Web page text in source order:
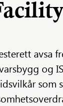
avsa
og
som